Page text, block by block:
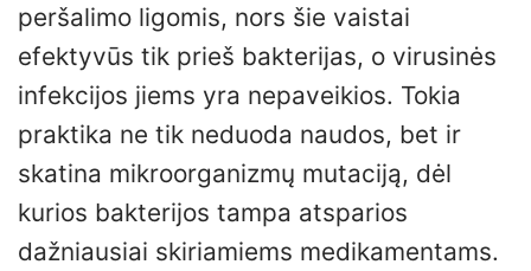
peršalimo ligomis, nors šie vaistai
efektyvūs tik prieš bakterijas, o virusinės
infekcijos jiems yra nepaveikios. Tokia
praktika ne tik neduoda naudos, bet ir
skatina mikroorganizmų mutaciją, dėl
kurios bakterijos tampa atsparios
dažniausiai skiriamiems medikamentams.